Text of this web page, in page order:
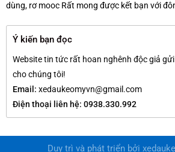
dùng, rơ mooc Rất mong được kết bạn với
Ý kiến bạn đọc
Website tin tức rất hoan nghênh độc giả
cho chúng tôi!
Email: xedaukeomyvn@gmail.com
Điện thoại liên hệ: 0938.330.992
Duy trì và phát triển bởi